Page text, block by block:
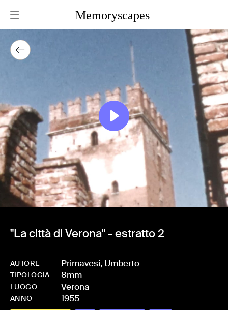
Memoryscapes
"La città di Verona" - estratto 2
AUTORE Primavesi, Umberto
TIPOLOGIA 8mm
LUOGO Verona
ANNO 1955